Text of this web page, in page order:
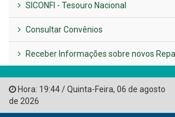
SICONFI - Tesouro Nacional
Consultar Convênios
Receber Informações sobre novos
Hora: 19:44/Quinta-Feira, 06 de agosto
de 2026